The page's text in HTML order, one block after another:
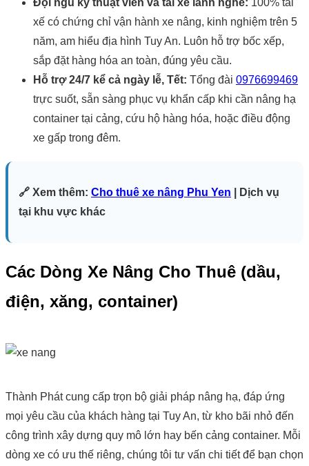
xế có chứng chỉ vận hành xe nâng, kinh nghiệm trên 5
năm, am hiểu địa hình Tuy An. Luôn hỗ trợ bốc xếp,
sắp đặt hàng hóa an toàn, đúng yêu cầu.
Hỗ trợ 24/7 kể cả ngày lễ, Tết: Tổng đài 0976699469
trực suốt, sẵn sàng phục vụ khẩn cấp khi cần nâng hạ
container tại cảng, cứu hộ hàng hóa, hoặc điều động
xe gấp trong đêm.
🔗 Xem thêm: Cho thuê xe nâng Phu Yen | Dịch vụ
tại khu vực khác
Các Dòng Xe Nâng Cho Thuê (dầu,
điện, xăng, container)
Thành Phát cung cấp trọn bộ giải pháp nâng hạ, đáp ứng
mọi yêu cầu của khách hàng tại Tuy An, từ kho bãi nhỏ đến
công trình xây dựng quy mô lớn hay bến cảng container. Mỗi
dòng xe có ưu thế riêng, chúng tôi tư vấn chi tiết để bạn chọn